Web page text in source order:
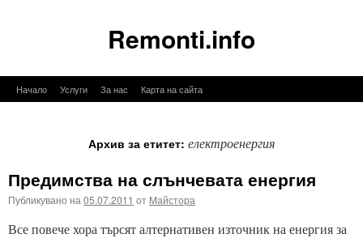
Remonti.info
КъмНачало Услуги За нас Карта на сайта
Архив за етитет: електроенергия
Предимства на слънчевата енергия
Публикувано на 05.07.2011 от Майстора
Все повече хора търсят алтернативен източник на енергия за